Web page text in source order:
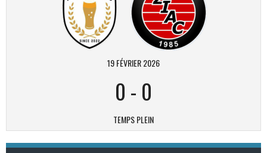
19 FÉVRIER 2026
0 - 0
TEMPS PLEIN